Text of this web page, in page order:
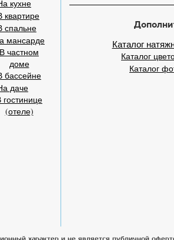
кухне
квартире
спальне
мансарде
В частном
доме
бассейне
даче
гостинице
(отеле)
Каталог
Каталог
Каталог